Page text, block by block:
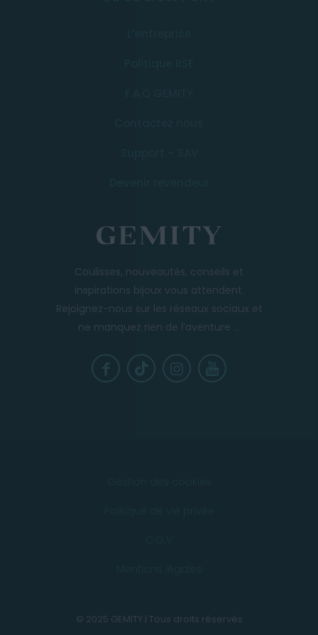
Coulisses, nouveautés, conseils et
inspirations bijoux vous attendent.
Rejoignez-nous sur les réseaux sociaux et
ne manquez rien de l’aventure ...
© 2025 GEMITY | Tous droits réservés